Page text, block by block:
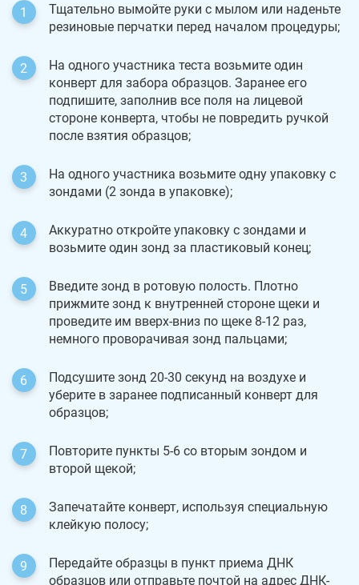
Тщательно вымойте руки с мылом или наденьте
резиновые перчатки перед началом процедуры;
На одного участника теста возьмите один
конверт для забора образцов. Заранее его
подпишите, заполнив все поля на лицевой
стороне конверта, чтобы не повредить ручкой
после взятия образцов;
На одного участника возьмите одну упаковку с
зондами (2 зонда в упаковке);
Аккуратно откройте упаковку с зондами и
возьмите один зонд за пластиковый конец;
Введите зонд в ротовую полость. Плотно
прижмите зонд к внутренней стороне щеки и
проведите им вверх-вниз по щеке 8-12 раз,
немного проворачивая зонд пальцами;
Подсушите зонд 20-30 секунд на воздухе и
уберите в заранее подписанный конверт для
образцов;
Повторите пункты 5-6 со вторым зондом и
второй щекой;
Запечатайте конверт, используя специальную
клейкую полосу;
Передайте образцы в пункт приема ДНК
образцов или отправьте почтой на адрес ДНК-